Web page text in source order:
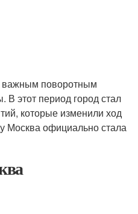
важным поворотным
этот период город стал
которые изменили ход
Москва официально стала